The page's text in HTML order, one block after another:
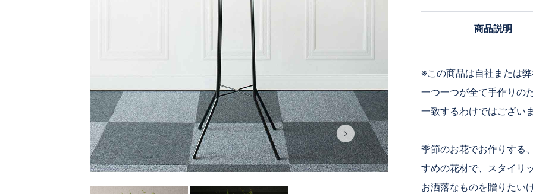
商品説明
※この商品は自社または
一つ一つが全て手作りの
一致するわけではござい
季節のお花でお作りする
すめの花材で、スタイリ
お洒落なものを贈りたい